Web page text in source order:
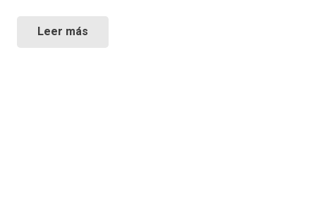
Leer más